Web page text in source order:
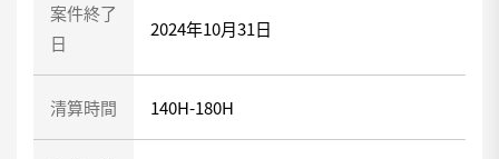
案件終了
日
2024年10月31日
清算時間 140H-180H